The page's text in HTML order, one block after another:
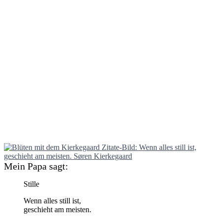
Mein Papa sagt:
Stille
Wenn alles still ist,
geschieht am meisten.